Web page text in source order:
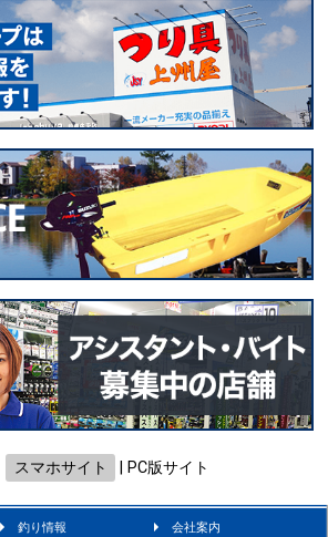
スマホサイト PC版サイト
釣り情報 会社案内